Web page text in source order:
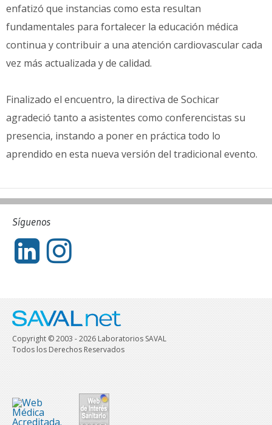
enfatizó que instancias como esta resultan
fundamentales para fortalecer la educación médica
continua y contribuir a una atención cardiovascular cada
vez más actualizada y de calidad.
Finalizado el encuentro, la directiva de Sochicar
agradeció tanto a asistentes como conferencistas su
presencia, instando a poner en práctica todo lo
aprendido en esta nueva versión del tradicional evento.
Síguenos
Copyright © 2003 - 2026 Laboratorios SAVAL
Todos los Derechos Reservados